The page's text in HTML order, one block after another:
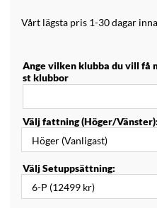
Vårt lägsta pris 1-30 dagar
Ange vilken klubba du vill få
st klubbor
Välj fattning (Höger/Vänster):
Välj Setuppsättning: